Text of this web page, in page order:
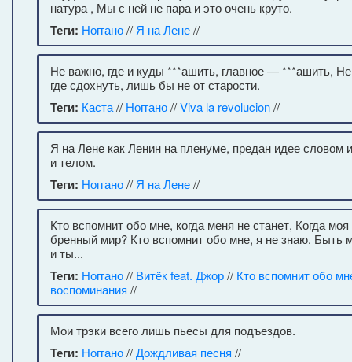
натура , Мы с ней не пара и это очень круто.
Теги: Ноггано// Я на Лене//
Не важно, где и куды ***ашить, главное — ***ашить,
где сдохнуть, лишь бы не от старости.
Теги: Каста// Ноггано//Viva la revolucion//
Я на Лене как Ленин на пленуме, предан идее словом
и телом.
Теги: Ноггано// Я на Лене//
Кто вспомнит обо мне, когда меня не станет, Когда
бренный мир? Кто вспомнит обо мне, я не знаю. Быть
и ты...
Теги: Ноггано// Витёк feat. Джор// Кто вспомнит обо
воспоминания //
Мои трэки всего лишь пьесы для подъездов.
Теги: Ноггано//Дождливая песня //